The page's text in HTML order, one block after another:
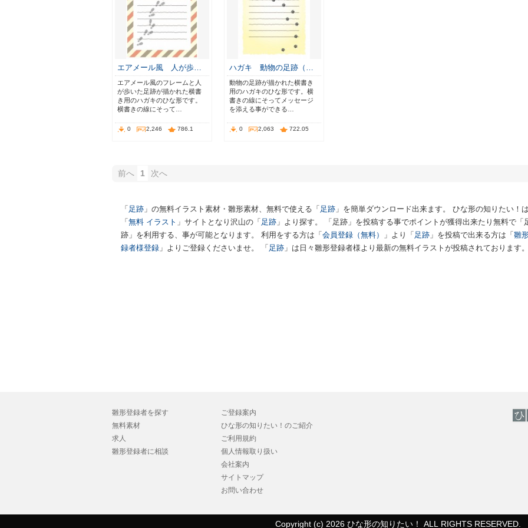
エアメール風 人が歩…
エアメール風のフレームと人
が歩いた足跡が描かれた横書
き用のハガキのひな形です。
横書きの線にそって…
0 2,246 786.1
ハガキ 動物の足跡（…
動物の足跡が描かれた横書き
用のハガキのひな形です。横
書きの線にそってメッセージ
を添える事ができる…
0 2,063 722.05
前へ 1 次へ
「 足跡 」の無料イラスト素材・雛形素材、無料で使える「 足跡 」を簡単ダウンロード出来ます。 ひな形の知りたい！は
「 無料 イラスト 」サイトとなり沢山の「 足跡 」より探す。 「足跡」を投稿する事でポイントが獲得出来たり無料で「
跡」を利用する、事が可能となります。 利用をする方は「 会員登録（無料） 」より「 足跡 」を投稿で出来る方は「 雛
録者様登録 」よりご登録くださいませ。 「 足跡 」は日々雛形登録者様より最新の無料イラストが投稿されております。
雛形登録者を探す
無料素材
求人
雛形登録者に相談
ご登録案内
ひな形の知りたい！のご紹介
ご利用規約
個人情報取り扱い
会社案内
サイトマップ
お問い合わせ
Copyright (c) 2026 ひな形の知りたい！ ALL RIGHTS RESERVED.